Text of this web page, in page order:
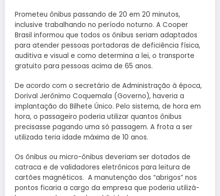
Prometeu ônibus passando de 20 em 20 minutos,
inclusive trabalhando no período noturno. A Cooper
Brasil informou que todos os ônibus seriam adaptados
para atender pessoas portadoras de deficiência física,
auditiva e visual e como determina a lei, o transporte
gratuito para pessoas acima de 65 anos.
De acordo com o secretário de Administração à época,
Dorival Jerônimo Coquemala (Governo), haveria a
implantação do Bilhete Único. Pelo sistema, de hora em
hora, o passageiro poderia utilizar quantos ônibus
precisasse pagando uma só passagem. A frota a ser
utilizada teria idade máxima de 10 anos.
Os ônibus ou micro-ônibus deveriam ser dotados de
catraca e de validadores eletrônicos para leitura de
cartões magnéticos. A manutenção dos “abrigos” nos
pontos ficaria a cargo da empresa que poderia utilizá-